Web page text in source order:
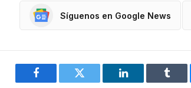
Síguenos en Google News
Facebook Twitter LinkedIn